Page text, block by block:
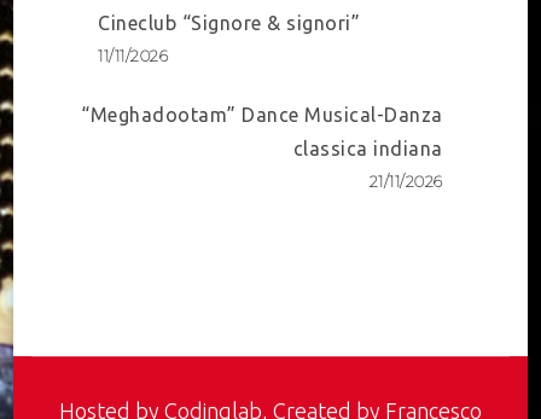
Post
Navigation
Cineclub “Signore & signori”
11/11/2026
“Meghadootam” Dance Musical-Danza
classica indiana
21/11/2026
Hosted by Codinglab, Created by Francesco